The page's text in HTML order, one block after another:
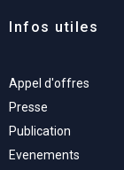
Infos utiles
Appel d'offres
Presse
Publication
Evenements